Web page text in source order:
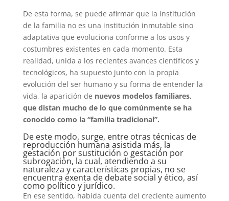
De esta forma, se puede afirmar que la institución
de la familia no es una institución inmutable sino
adaptativa que evoluciona conforme a los usos y
costumbres existentes en cada momento. Esta
realidad, unida a los recientes avances científicos y
tecnológicos, ha supuesto junto con la propia
evolución del ser humano y su forma de entender la
vida, la aparición de nuevos modelos familiares,
que distan mucho de lo que comúnmente se ha
conocido como la “familia tradicional”.
De este modo, surge, entre otras técnicas de
reproducción humana asistida más, la
gestación por sustitución o gestación por
subrogación, la cual, atendiendo a su
naturaleza y características propias, no se
encuentra exenta de debate social y ético, así
como político y jurídico.
En ese sentido, habida cuenta del creciente aumento